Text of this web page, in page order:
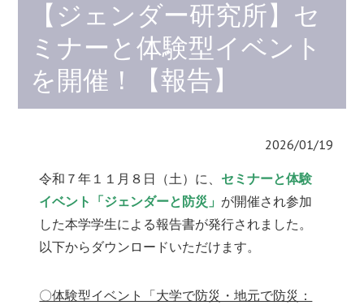
【ジェンダー研究所】セ
ミナーと体験型イベント
を開催！【報告】
2026/01/19
令和７年１１月８日（土）に、 セミナーと体験
イベント「ジェンダーと防災」 が開催され参加
した本学学生による報告書が発行されました。
以下からダウンロードいただけます。
〇体験型イベント「大学で防災・地元で防災：